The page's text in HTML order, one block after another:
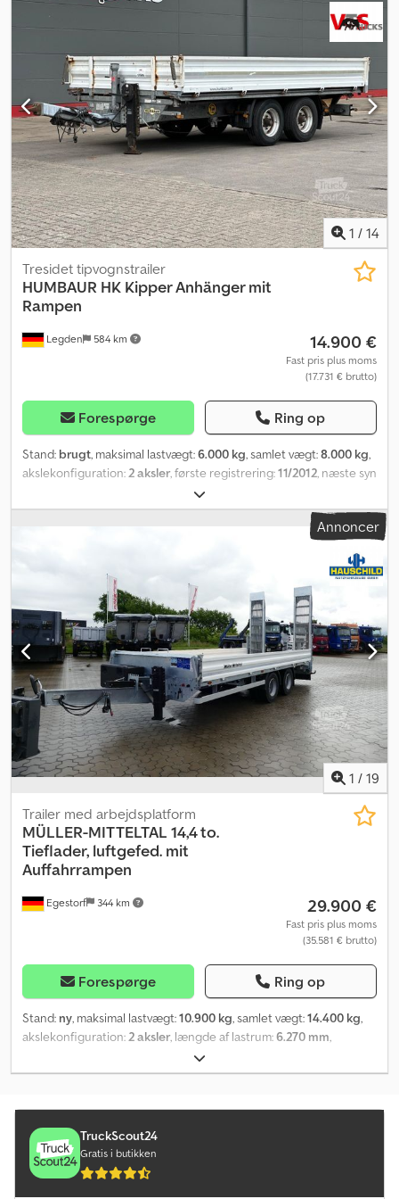
eller finansieringstilbud.
Opbygningsversion: • Venstre side: gennemgående • Højre side:
delt • Bag: delt • Venstre: hydraulisk klapåbning Yderligere udstyr: •
Egenvægt: 4.500 kg • Udkørselsforlængelse (18 cm gummilæbe, 22
cm stål) • Rullepresenning • Luft- og oliegennemføring til 2.
anhænger • Antal aksler: 2 • Akselproducent: BPW • Dæk:
560/60/22,5 Indvendige lastrumsdimensioner cirka: • Længde:
5.025 mm • Bredde: 2.420 mm • Højde: 1.545 mm • Indvendigt
lastevolumen: 19,6 m³ • Lastareal: 12,16 m² Mellemhandel, fejl og
tastefejl forbeholdes
1 / 14
Legden 584 km
Tresidet tipvognstrailer
HUMBAUR HK Kipper Anhänger mit
Rampen
14.900 €
Fast pris plus moms
(17.731 € brutto)
Forespørge Ring op
Stand: brugt, maksimal lastvægt:6.000 kg, samlet vægt:8.000 kg,
akslekonfiguration:2 aksler, første registrering:11/2012, næste syn
, * Trevejskippebro * ALU-ramper ----*
Dækstørrelse: 235/ * Teknisk totalvægt: 10500 kg * Egenvægt:
2000 kg * Samlet længde: 7030 mm Crjdpoy Dzcusfx Aifjf ----
forbeholdes----Reklame og diverse påskrifter er blevet digitalt
fjernet. -----Vi hjælper gerne med alle formaliteter, der opstår i
forbindelse med køb af et køretøj. Fortæl os blot om dine ønsker
og forslag, og vi sørger for resten. Blandt andet kan vi mod et
tillæg tilbyde følgende ydelser:----Indbytte af dit gamle køretøj *
Godkendelse ved TÜV/SP * Komplet eksportering * Formidling af
finansiering * Ansøgning om eksportnummerplader * Transport af
køretøjer * Registrering af køretøjer * Rednings- og
køretøjstransport ----?DIT VTS-TEAM
Annoncer
1 / 19
Egestorf 344 km
Trailer med arbejdsplatform
MÜLLER-MITTELTAL 14,4 to.
Tieflader, luftgefed. mit
Auffahrrampen
29.900 €
Fast pris plus moms
(35.581 € brutto)
Forespørge Ring op
Stand: ny, maksimal lastvægt:10.900 kg, samlet vægt:14.400 kg,
akslekonfiguration:2 aksler, længde af lastrum:6.270 mm,
, lastepladshøjde:
Produktionsår:2025, ETÜ-TA-R 14,4 ----Bremse: * EBS elektronisk
fjederakkumulatorsylinder * Tromlebremser Cedpfx Aijq Dyvyjfjrf -
---Aksler: * 2 x 7 t Gigant-aksler ----Affjedring: * Luftaffjedring ----
Trækstang / Flangeøje: * Trækstang, højdejusterbar med 300 mm
* Trækstangsforlængelse med 250 mm til 2.250 mm * 40 mm
TruckScout24
Gratis i butikken